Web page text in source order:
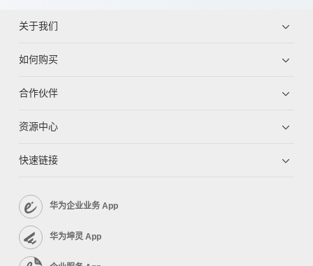
关于我们
如何购买
合作伙伴
资源中心
快速链接
华为企业业务 App
华为坤灵 App